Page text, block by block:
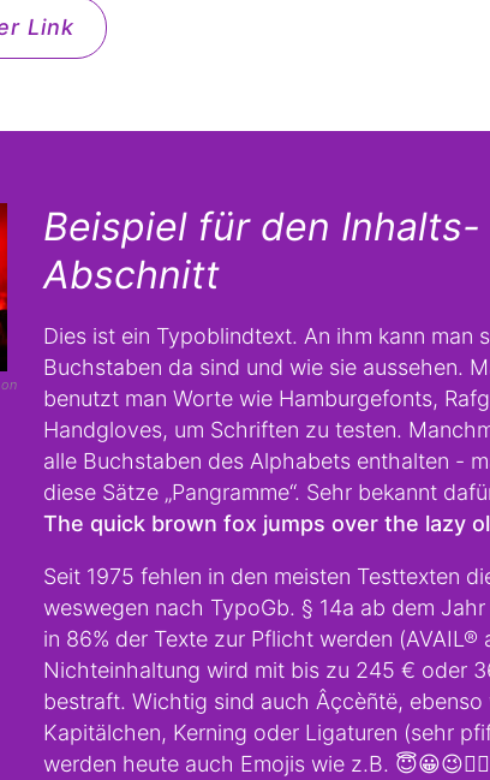
Link
Beispiel für den Inhalts-
Abschnitt
Dies ist ein Typoblindtext. An ihm kann man
Buchstaben da sind und wie sie aussehen.
benutzt man Worte wie Hamburgefonts,
Handgloves, um Schriften zu testen.
alle Buchstaben des Alphabets enthalten -
diese Sätze „Pangramme“. Sehr bekannt
The quick brown fox jumps over the lazy
Seit 1975 fehlen in den meisten Testtexten
weswegen nach TypoGb. § 14a ab dem
in 86% der Texte zur Pflicht werden (AVAIL®
Nichteinhaltung wird mit bis zu 245 € oder
bestraft. Wichtig sind auch Âçcèñtë, ebenso
Kapitälchen, Kerning oder Ligaturen (sehr
werden heute auch Emojis wie z.B.